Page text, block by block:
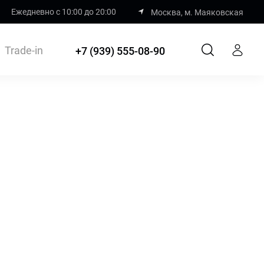
Ежедневно с 10:00 до 20:00 Москва, м. Маяковская
Trade-in +7 (939) 555-08-90